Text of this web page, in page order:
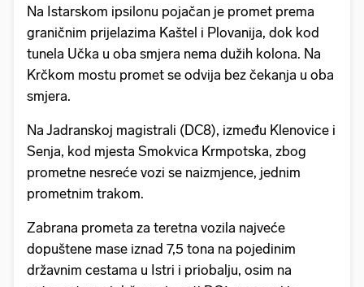
Na Istarskom ipsilonu pojačan je promet prema
graničnim prijelazima Kaštel i Plovanija, dok kod
tunela Učka u oba smjera nema dužih kolona. Na
Krčkom mostu promet se odvija bez čekanja u oba
smjera.
Na Jadranskoj magistrali (DC8), između Klenovice i
Senja, kod mjesta Smokvica Krmpotska, zbog
prometne nesreće vozi se naizmjence, jednim
prometnim trakom.
Zabrana prometa za teretna vozila najveće
dopuštene mase iznad 7,5 tona na pojedinim
državnim cestama u Istri i priobalju, osim na